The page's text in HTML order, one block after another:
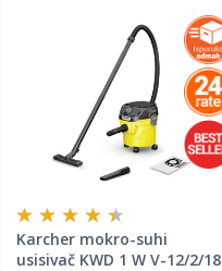
Karcher mokro-suhi
usisivač KWD 1 W V-12/2/18